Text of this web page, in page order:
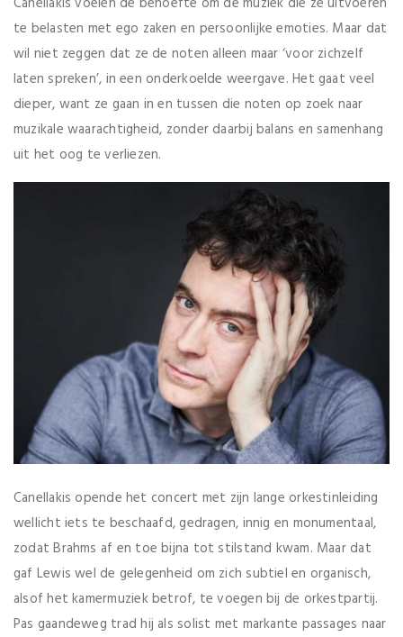
te belasten met ego zaken en persoonlijke emoties. Maar dat
wil niet zeggen dat ze de noten alleen maar ‘voor zichzelf
laten spreken’, in een onderkoelde weergave. Het gaat veel
dieper, want ze gaan in en tussen die noten op zoek naar
muzikale waarachtigheid, zonder daarbij balans en samenhang
uit het oog te verliezen.
Canellakis opende het concert met zijn lange orkestinleiding
wellicht iets te beschaafd, gedragen, innig en monumentaal,
zodat Brahms af en toe bijna tot stilstand kwam. Maar dat
gaf Lewis wel de gelegenheid om zich subtiel en organisch,
alsof het kamermuziek betrof, te voegen bij de orkestpartij.
Pas gaandeweg trad hij als solist met markante passages naar